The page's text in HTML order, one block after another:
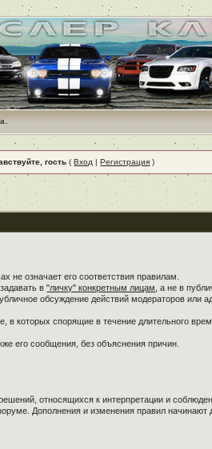
гость (Вход |Регистрация )
означает его соответствия правилам.
в"личку" конкретным лицам , а не в
обсуждение действий модераторов или
которых спорящие в течение длительного
его сообщения, без объяснения причин.
относящихся к интерпретации и
Дополнения и изменения правил начинают